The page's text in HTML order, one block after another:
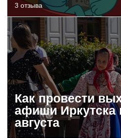
3 отзыва
Как провести
афиши Иркутска
августа